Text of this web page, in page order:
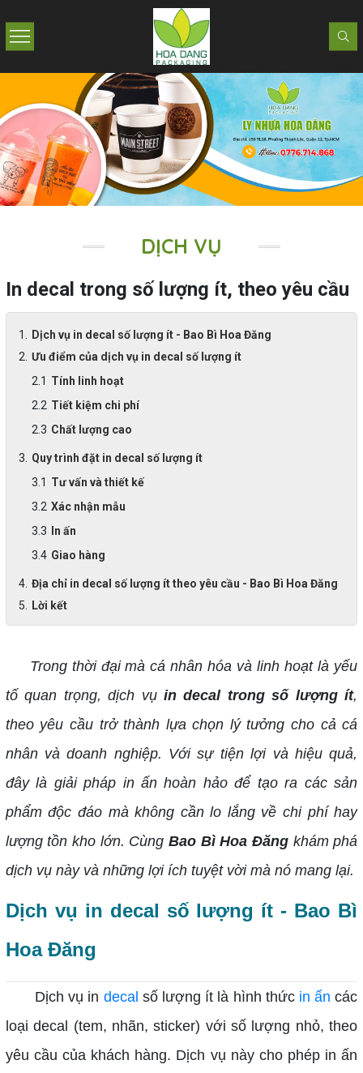
DỊCH VỤ
In decal trong số lượng ít, theo yêu cầu
Dịch vụ in decal số lượng ít - Bao Bì Hoa Đăng
Ưu điểm của dịch vụ in decal số lượng ít
Tính linh hoạt
Tiết kiệm chi phí
Chất lượng cao
Quy trình đặt in decal số lượng ít
Tư vấn và thiết kế
Xác nhận mẫu
In ấn
Giao hàng
Địa chỉ in decal số lượng ít theo yêu cầu - Bao Bì Hoa Đăng
Lời kết
Trong thời đại mà cá nhân hóa và linh hoạt là yếu
tố quan trọng, dịch vụ in decal trong số lượng ít,
theo yêu cầu trở thành lựa chọn lý tưởng cho cả cá
nhân và doanh nghiệp. Với sự tiện lợi và hiệu quả,
đây là giải pháp in ấn hoàn hảo để tạo ra các sản
phẩm độc đáo mà không cần lo lắng về chi phí hay
lượng tồn kho lớn. Cùng Bao Bì Hoa Đăngkhám phá
dịch vụ này và những lợi ích tuyệt vời mà nó mang lại.
Dịch vụ in decal số lượng ít - Bao Bì
Hoa Đăng
Dịch vụ in decal số lượng ít là hình thứcin ấn các
loại decal (tem, nhãn, sticker) với số lượng nhỏ, theo
yêu cầu của khách hàng. Dịch vụ này cho phép in ấn